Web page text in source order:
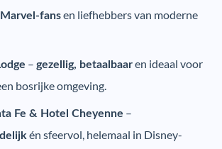
Marvel-fansen liefhebbers van moderne
– gezellig, betaalbaaren ideaal voor
bosrijke omgeving.
Fe & Hotel Cheyenne –
én sfeervol, helemaal in Disney-